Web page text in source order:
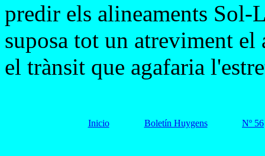
predir els alineaments
suposa tot un atreviment
el trànsit que agafaria
Inicio Boletín Huygens Nº 56